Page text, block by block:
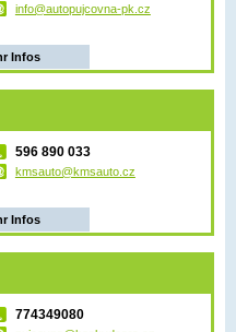
info@autopujcovna-pk.cz
Infos
596 890 033
kmsauto@kmsauto.cz
Infos
774349080